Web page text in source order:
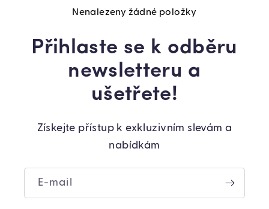
Nenalezeny žádné položky
Přihlaste se k odběru
newsletteru a
ušetřete!
Získejte přístup k exkluzivním slevám a
nabídkám
E-mail